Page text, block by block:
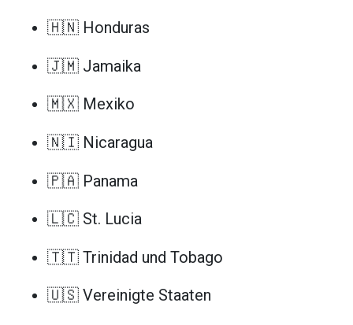
🇭🇳 Honduras
🇯🇲 Jamaika
🇲🇽 Mexiko
🇳🇮 Nicaragua
🇵🇦 Panama
🇱🇨 St. Lucia
🇹🇹 Trinidad und Tobago
🇺🇸 Vereinigte Staaten